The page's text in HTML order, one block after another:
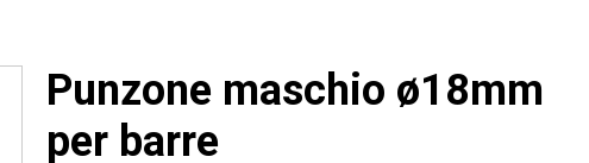
Punzone maschio ø18mm
per barre